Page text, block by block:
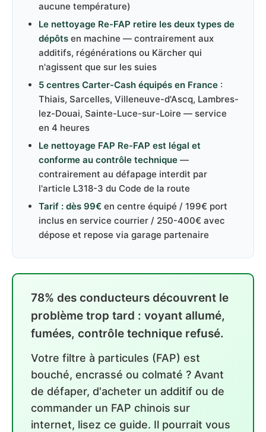
aucune température)
Le nettoyage Re-FAP retire les deux types de
dépôts en machine — contrairement aux
additifs, régénérations ou Kärcher qui
n'agissent que sur les suies
5 centres Carter-Cash équipés en France :
Thiais, Sarcelles, Villeneuve-d'Ascq, Lambres-
lez-Douai, Sainte-Luce-sur-Loire — service
en 4 heures
Le nettoyage FAP Re-FAP est légal et
conforme au contrôle technique —
contrairement au défapage interdit par
l'article L318-3 du Code de la route
Tarif : dès 99€ en centre équipé / 199€ port
inclus en service courrier / 250-400€ avec
dépose et repose via garage partenaire
78% des conducteurs découvrent le
problème trop tard : voyant allumé,
fumées, contrôle technique refusé.
Votre filtre à particules (FAP) est
bouché, encrassé ou colmaté ? Avant
de défaper, d'acheter un additif ou de
commander un FAP chinois sur
internet, lisez ce guide. Il pourrait vous